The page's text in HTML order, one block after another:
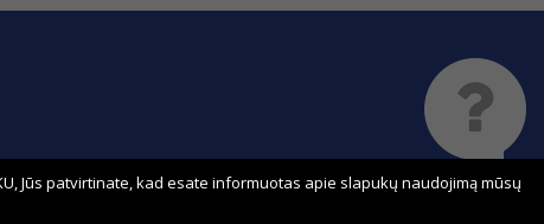
Sprendimas:
Jūs patvirtinate, kad esate informuotas apie slapukų naudojimą mūsų